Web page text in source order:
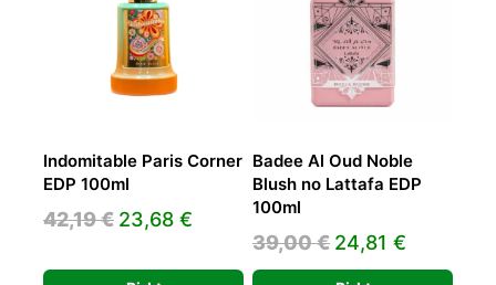
Indomitable Paris Corner
EDP 100ml
42,19€ Original
was:
23,68 € Current
Badee Al Oud Noble
Blush no Lattafa EDP
100ml
39,00€ Original
price
24,81 €
price